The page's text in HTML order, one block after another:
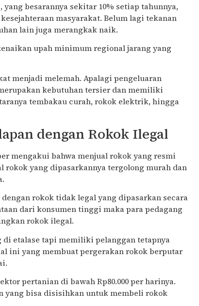
, yang besarannya sekitar 10% setiap tahunnya,
masyarakat. Belum lagi tekanan
lain juga merangkak naik.
upah minimum regional jarang yang
menjadi melemah. Apalagi pengeluaran
kebutuhan tersier dan memiliki
tembakau curah, rokok elektrik, hingga
dengan Rokok Ilegal
mengakui bahwa menjual rokok yang resmi
rokok yang dipasarkannya tergolong murah dan
rokok tidak legal yang dipasarkan secara
dari konsumen tinggi maka para pedagang
rokok ilegal.
etalase tapi memiliki pelanggan tetapnya
ini yang membuat pergerakan rokok berputar
pertanian di bawah Rp80.000 per harinya.
yang bisa disisihkan untuk membeli rokok